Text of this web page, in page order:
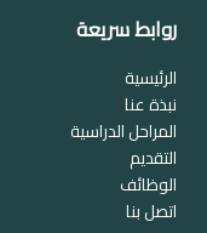
روابط سريعة
الرئيسية
نبذة عنا
المراحل الدراسية
التقديم
الوظائف
اتصل بنا